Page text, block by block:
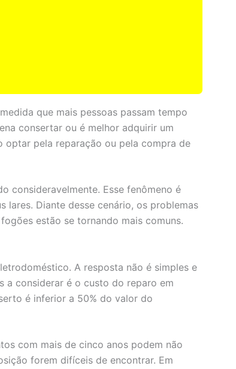
que mais pessoas passam tempo
consertar ou é melhor adquirir um
optar pela reparação ou pela compra de
consideravelmente. Esse fenômeno é
lares. Diante desse cenário, os problemas
estão se tornando mais comuns.
A resposta não é simples e
a considerar é o custo do reparo em
é inferior a 50% do valor do
com mais de cinco anos podem não
forem difíceis de encontrar. Em